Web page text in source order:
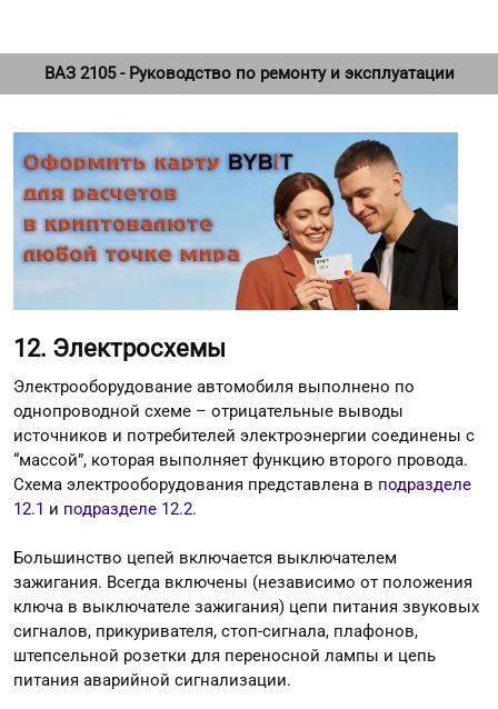
ВАЗ 2105 - Руководство по ремонту и эксплуатации
12. Электросхемы
Электрооборудование автомобиля выполнено по
однопроводной схеме – отрицательные выводы
источников и потребителей электроэнергии соединены с
“массой”, которая выполняет функцию второго провода.
Схема электрооборудования представлена в подразделе
12.1 и подразделе 12.2.
Большинство цепей включается выключателем
зажигания. Всегда включены (независимо от положения
ключа в выключателе зажигания) цепи питания звуковых
сигналов, прикуривателя, стоп-сигнала, плафонов,
штепсельной розетки для переносной лампы и цепь
питания аварийной сигнализации.